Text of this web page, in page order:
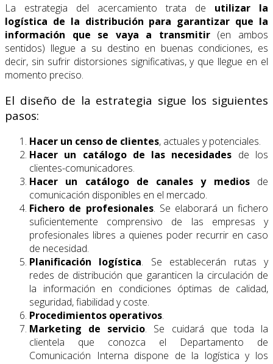
La estrategia del acercamiento trata de utilizar la
logística de la distribución para garantizar que la
información que se vaya a transmitir(en ambos
sentidos) llegue a su destino en buenas condiciones, es
decir, sin sufrir distorsiones significativas, y que llegue en el
momento preciso.
El diseño de la estrategia sigue los siguientes
pasos:
Hacer un censo de clientes, actuales y potenciales.
Hacer un catálogo de las necesidades de los
clientes-comunicadores.
Hacer un catálogo de canales y mediosde
comunicación disponibles en el mercado.
Fichero de profesionales. Se elaborará un fichero
suficientemente comprensivo de las empresas y
profesionales libres a quienes poder recurrir en caso
de necesidad.
Planificación logística. Se establecerán rutas y
redes de distribución que garanticen la circulación de
la información en condiciones óptimas de calidad,
seguridad, fiabilidad y coste.
Procedimientos operativos.
Marketing de servicio. Se cuidará que toda la
clientela que conozca el Departamento de
Comunicación Interna dispone de la logística y los